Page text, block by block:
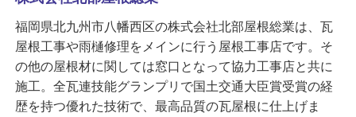
福岡県北九州市八幡西区の株式会社北部屋根総業は、瓦
屋根工事や雨樋修理をメインに行う屋根工事店です。そ
の他の屋根材に関しては窓口となって協力工事店と共に
施工。全瓦連技能グランプリで国土交通大臣賞受賞の経
歴を持つ優れた技術で、最高品質の瓦屋根に仕上げま